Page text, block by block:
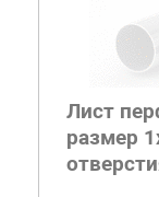
Лист
размер